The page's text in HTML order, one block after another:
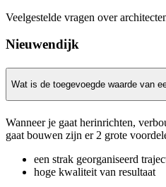
Veelgestelde vragen over
Nieuwendijk
Wat is de toegevoegde waarde van
Wanneer je gaat herinrichten,
gaat bouwen zijn er 2 grote
een strak georganiseerd
hoge kwaliteit van resultaat